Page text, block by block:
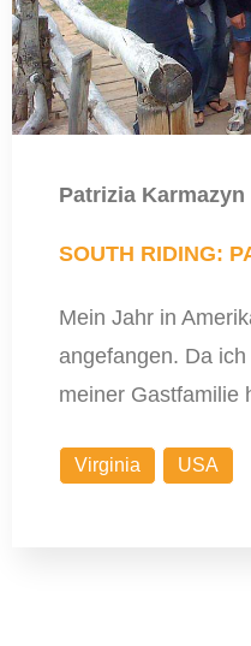
Patrizia Karmazyn
SOUTH RIDING:
Mein Jahr in
angefangen. Da
meiner Gastfamilie
Virginia USA